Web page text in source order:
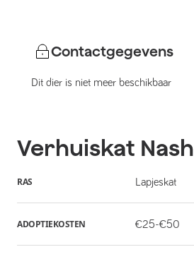
Contactgegevens
Dit dier is niet meer beschikbaar
Verhuiskat Nash
RAS Lapjeskat
ADOPTIEKOSTEN €25-€50